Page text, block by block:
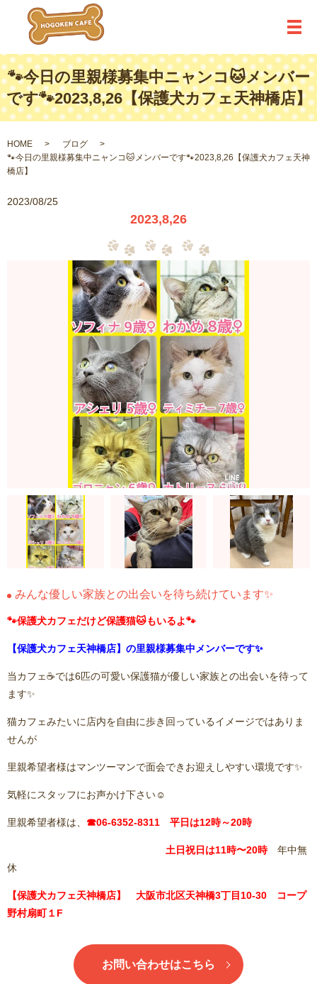
メ
🐾今日の里親様募集中ニャンコ🐱メンバー
です🐾2023,8,26【保護犬カフェ天神橋店】
HOME
ブログ
🐾今日の里親様募集中ニャンコ🐱メンバーです🐾2023,8,26【保護犬カフェ天神
橋店】
2023/08/25
2023,8,26
みんな優しい家族との出会いを待ち続けています✨
🐾保護犬カフェだけど保護猫🐱もいるよ🐾
【保護犬カフェ天神橋店】の里親様募集中メンバーです✨
当カフェ☕️では6匹の可愛い保護猫が優しい家族との出会いを待って
ます✨
猫カフェみたいに店内を自由に歩き回っているイメージではありま
せんが
里親希望者様はマンツーマンで面会できお迎えしやすい環境です✨
気軽にスタッフにお声かけ下さい☺️
里親希望者様は、 ☎06-6352-8311 平日は12時～20時
土日祝日は11時〜20時年中無
休
【保護犬カフェ天神橋店】 大阪市北区天神橋3丁目10-30 コープ
野村扇町１F
お問い合わせはこちら